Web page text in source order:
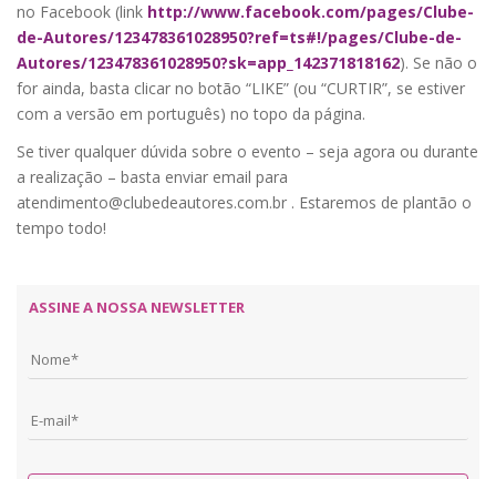
no Facebook (link http://www.facebook.com/pages/Clube-
de-Autores/123478361028950?ref=ts#!/pages/Clube-de-
Autores/123478361028950?sk=app_142371818162). Se não o
for ainda, basta clicar no botão “LIKE” (ou “CURTIR”, se estiver
com a versão em português) no topo da página.
Se tiver qualquer dúvida sobre o evento – seja agora ou durante
a realização – basta enviar email para
atendimento@clubedeautores.com.br . Estaremos de plantão o
tempo todo!
ASSINE A NOSSA NEWSLETTER